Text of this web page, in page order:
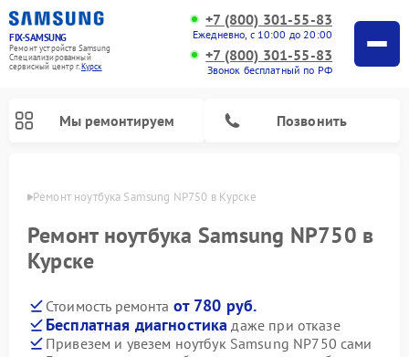
FIX-SAMSUNG
Ремонт устройств Samsung
Специализированный
cервисный центр г.Курск
+7 (800) 301-55-83
Ежедневно, с 10:00 до 20:00
+7 (800) 301-55-83
Звонок бесплатный по РФ
Мы ремонтируем Позвонить
Ремонт ноутбука Samsung NP750 в Курске
Ремонт ноутбука Samsung NP750 в
Курске
Стоимость ремонта от 780 руб.
Бесплатная диагностика даже при отказе
Привезем и увезем ноутбук Samsung NP750 сами